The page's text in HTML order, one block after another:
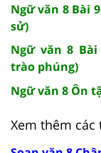
Ngữ văn 8 Bài
sử)
Ngữ văn 8
trào phúng)
Ngữ văn 8 Ôn
Xem thêm